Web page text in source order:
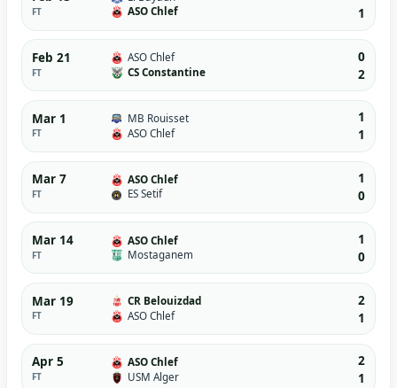
FT
ASO Chlef
1
Feb 21
FT
ASO Chlef
CS Constantine
0
2
Mar 1
FT
MB Rouisset
ASO Chlef
1
1
Mar 7
FT
ASO Chlef
ES Setif
1
0
Mar 14
FT
ASO Chlef
Mostaganem
1
0
Mar 19
FT
CR Belouizdad
ASO Chlef
2
1
Apr 5
FT
ASO Chlef
USM Alger
2
1